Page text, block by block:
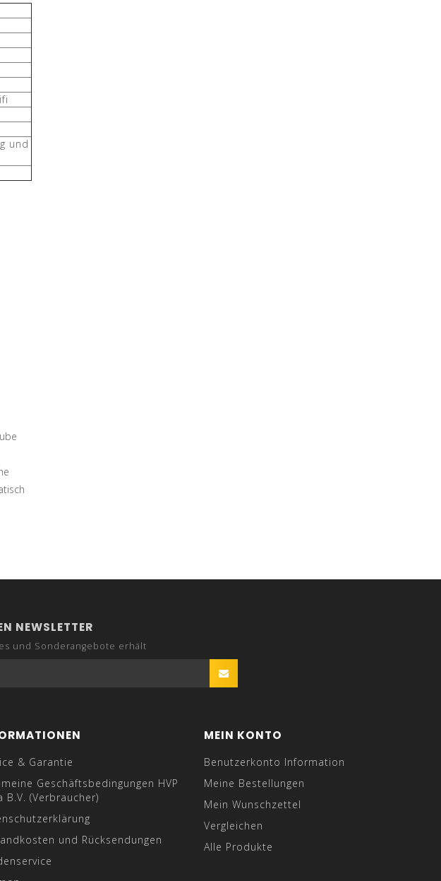
und
NEWSLETTER
und Sonderangebote erhält
& Garantie
Geschäftsbedingungen HVP
B.V. (Verbraucher)
und Rücksendungen
MEIN KONTO
Benutzerkonto Information
Meine Bestellungen
Mein Wunschzettel
Vergleichen
Alle Produkte